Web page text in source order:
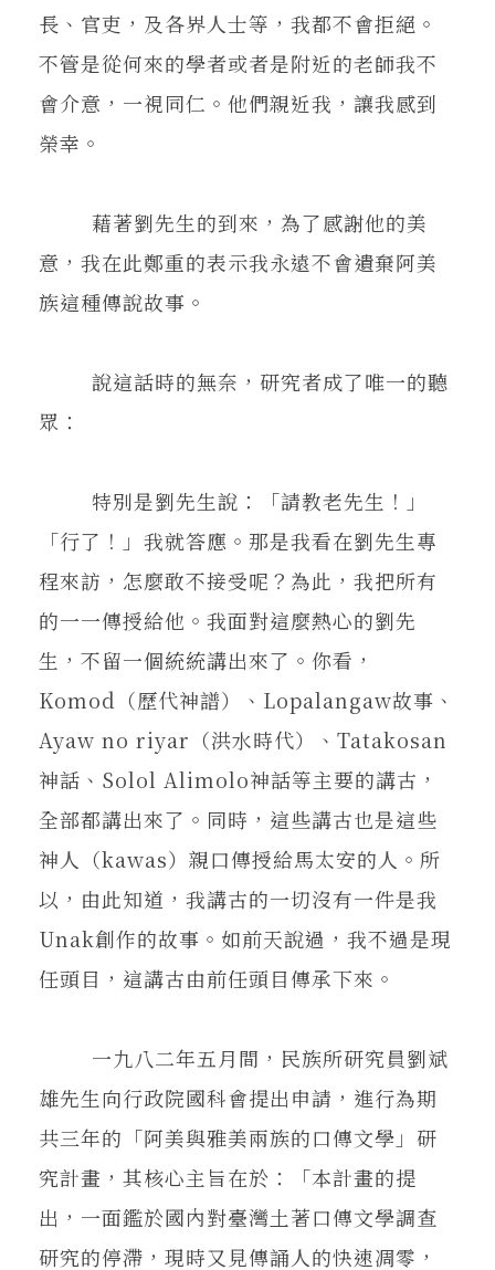
長、官吏，及各界人士等，我都不會拒絕。
不管是從何來的學者或者是附近的老師我不
會介意，一視同仁。他們親近我，讓我感到
榮幸。
藉著劉先生的到來，為了感謝他的美
意，我在此鄭重的表示我永遠不會遺棄阿美
族這種傳說故事。
說這話時的無奈，研究者成了唯一的聽
眾：
特別是劉先生說：「請教老先生！」
「行了！」我就答應。那是我看在劉先生專
程來訪，怎麼敢不接受呢？為此，我把所有
的一一傳授給他。我面對這麼熱心的劉先
生，不留一個統統講出來了。你看，
Komod（歷代神譜）、Lopalangaw故事、
Ayaw no riyar（洪水時代）、Tatakosan
神話、Solol Alimolo神話等主要的講古，
全部都講出來了。同時，這些講古也是這些
神人（kawas）親口傳授給馬太安的人。所
以，由此知道，我講古的一切沒有一件是我
Unak創作的故事。如前天說過，我不過是現
任頭目，這講古由前任頭目傳承下來。
一九八二年五月間，民族所研究員劉斌
雄先生向行政院國科會提出申請，進行為期
共三年的「阿美與雅美兩族的口傳文學」研
究計畫，其核心主旨在於：「本計畫的提
出，一面鑑於國內對臺灣土著口傳文學調查
研究的停滯，現時又見傳誦人的快速凋零，